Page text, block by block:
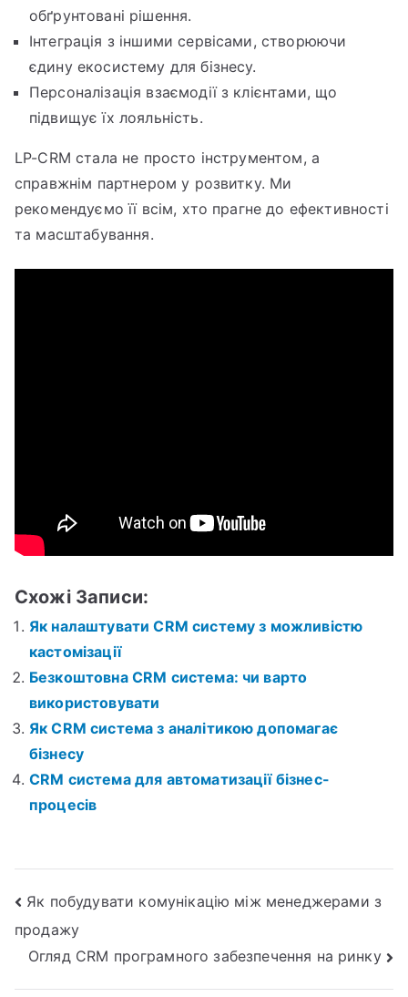
обґрунтовані рішення.
Інтеграція з іншими сервісами, створюючи
єдину екосистему для бізнесу.
Персоналізація взаємодії з клієнтами, що
підвищує їх лояльність.
LP-CRM стала не просто інструментом, а
справжнім партнером у розвитку. Ми
рекомендуємо її всім, хто прагне до ефективності
та масштабування.
Схожі Записи:
Як налаштувати CRM систему з можливістю
кастомізації
Безкоштовна CRM система: чи варто
використовувати
Як CRM система з аналітикою допомагає
бізнесу
CRM система для автоматизації бізнес-
процесів
Навігація
записів
Як побудувати комунікацію між менеджерами з
продажу
Огляд CRM програмного забезпечення на ринку